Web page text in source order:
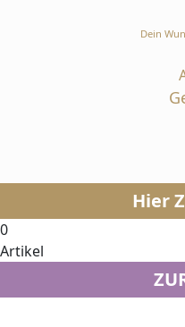
Dein
Hier
0
Artikel